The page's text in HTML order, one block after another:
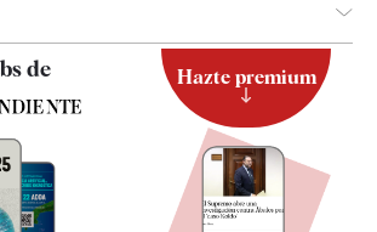
de Hazte premium